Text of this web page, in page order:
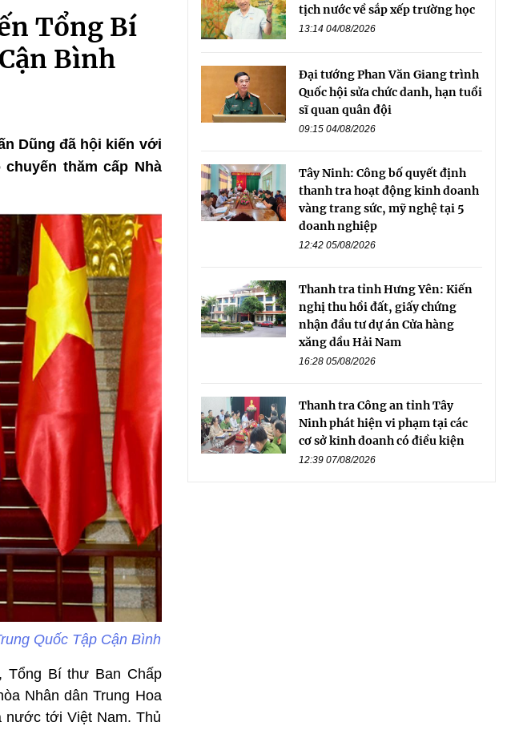
Tổng Bí
Bình
Dũng đã hội kiến với
thăm cấp Nhà
Quốc Tập Cận Bình
Tổng Bí thư Ban Chấp
Nhân dân Trung Hoa
nước tới Việt Nam. Thủ
tịch nước về sắp xếp trường học
13:14 04/08/2026
Đại tướng Phan Văn Giang trình
Quốc hội sửa chức danh, hạn tuổi
sĩ quan quân đội
09:15 04/08/2026
Tây Ninh: Công bố quyết định
thanh tra hoạt động kinh doanh
vàng trang sức, mỹ nghệ tại 5
doanh nghiệp
12:42 05/08/2026
Thanh tra tỉnh Hưng Yên: Kiến
nghị thu hồi đất, giấy chứng
nhận đầu tư dự án Cửa hàng
xăng dầu Hải Nam
16:28 05/08/2026
Thanh tra Công an tỉnh Tây
Ninh phát hiện vi phạm tại các
cơ sở kinh doanh có điều kiện
12:39 07/08/2026